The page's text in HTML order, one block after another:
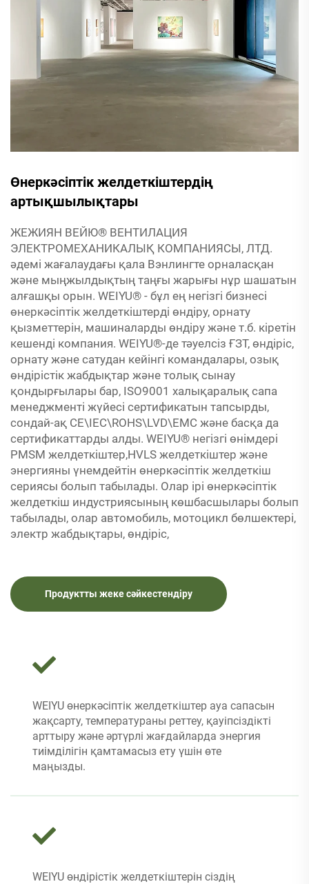
Өнеркәсіптік желдеткіштердің
артықшылықтары
ЖЕЖИЯН ВЕЙЮ® ВЕНТИЛАЦИЯ
ЭЛЕКТРОМЕХАНИКАЛЫҚ КОМПАНИЯСЫ, ЛТД.
әдемі жағалаудағы қала Вэнлингте орналасқан
және мыңжылдықтың таңғы жарығы нұр шашатын
алғашқы орын. WEIYU® - бұл ең негізгі бизнесі
өнеркәсіптік желдеткіштерді өндіру, орнату
қызметтерін, машиналарды өндіру және т.б. кіретін
кешенді компания. WEIYU®-де тәуелсіз ҒЗТ, өндіріс,
орнату және сатудан кейінгі командалары, озық
өндірістік жабдықтар және толық сынау
қондырғылары бар, ISO9001 халықаралық сапа
менеджменті жүйесі сертификатын тапсырды,
сондай-ақ CE\IEC\ROHS\LVD\EMC және басқа да
сертификаттарды алды. WEIYU® негізгі өнімдері
PMSM желдеткіштер,HVLS желдеткіштер және
энергияны үнемдейтін өнеркәсіптік желдеткіш
сериясы болып табылады. Олар ірі өнеркәсіптік
желдеткіш индустриясының көшбасшылары болып
табылады, олар автомобиль, мотоцикл бөлшектері,
электр жабдықтары, өндіріс,
Продуктты жеке сәйкестендіру
WEIYU өнеркәсіптік желдеткіштер ауа сапасын
жақсарту, температураны реттеу, қауіпсіздікті
арттыру және әртүрлі жағдайларда энергия
тиімділігін қамтамасыз ету үшін өте
маңызды.
WEIYU өндірістік желдеткіштерін сіздің